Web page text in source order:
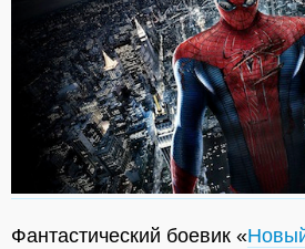
Фантастический боевик «